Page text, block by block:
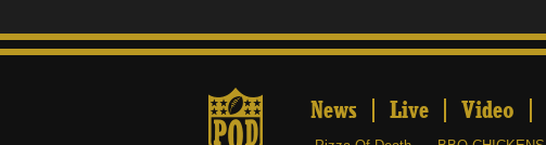
News Live Video